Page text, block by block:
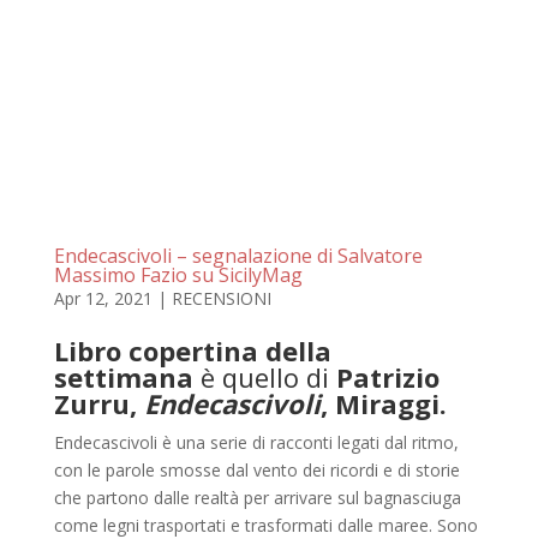
Endecascivoli – segnalazione di Salvatore
Massimo Fazio su SicilyMag
Apr 12, 2021 | RECENSIONI
Libro copertina della
settimana è quello di Patrizio
Zurru, Endecascivoli, Miraggi.
Endecascivoli è una serie di racconti legati dal ritmo,
con le parole smosse dal vento dei ricordi e di storie
che partono dalle realtà per arrivare sul bagnasciuga
come legni trasportati e trasformati dalle maree. Sono